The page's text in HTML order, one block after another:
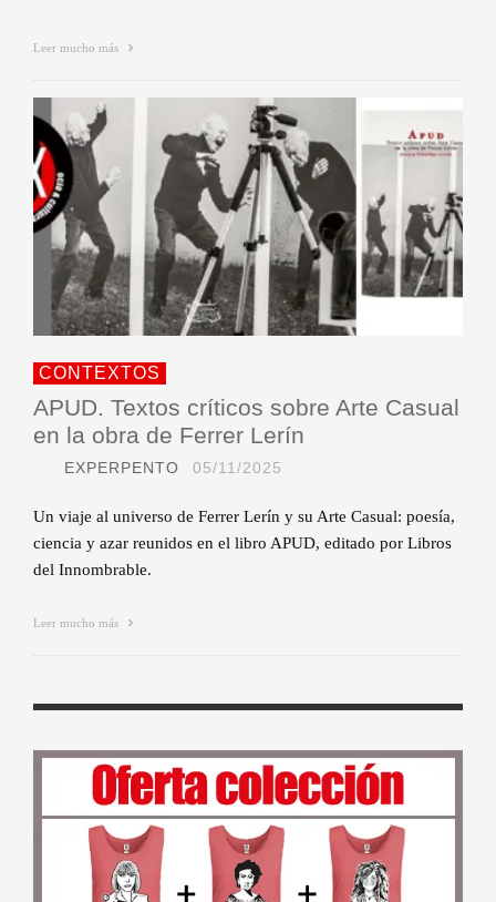
Leer mucho más
CONTEXTOS
APUD. Textos críticos sobre Arte Casual
en la obra de Ferrer Lerín
EXPERPENTO 05/11/2025
Un viaje al universo de Ferrer Lerín y su Arte Casual: poesía,
ciencia y azar reunidos en el libro APUD, editado por Libros
del Innombrable.
Leer mucho más